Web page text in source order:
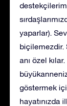
yaparlar).
biçilemezdir.
anı özel
göstermek
hayatınızda